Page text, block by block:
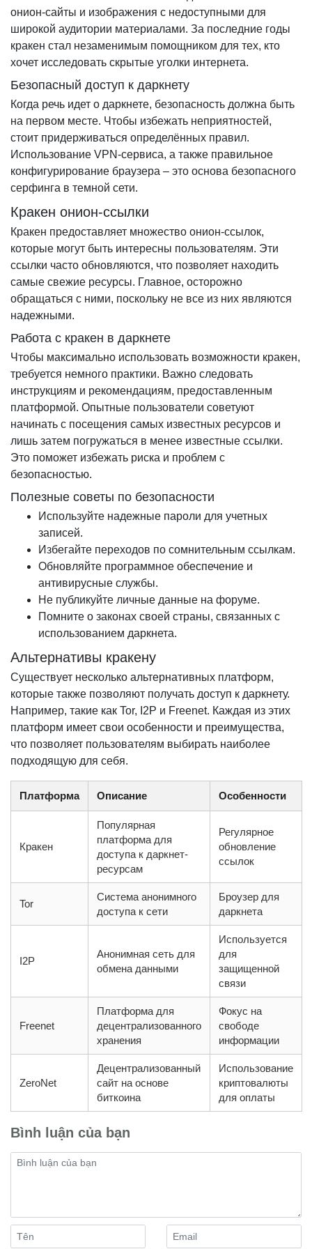
онион-сайты и изображения с недоступными для
широкой аудитории материалами. За последние годы
кракен стал незаменимым помощником для тех, кто
хочет исследовать скрытые уголки интернета.
Безопасный доступ к даркнету
Когда речь идет о даркнете, безопасность должна быть
на первом месте. Чтобы избежать неприятностей,
стоит придерживаться определённых правил.
Использование VPN-сервиса, а также правильное
конфигурирование браузера – это основа безопасного
серфинга в темной сети.
Кракен онион-ссылки
Кракен предоставляет множество онион-ссылок,
которые могут быть интересны пользователям. Эти
ссылки часто обновляются, что позволяет находить
самые свежие ресурсы. Главное, осторожно
обращаться с ними, поскольку не все из них являются
надежными.
Работа с кракен в даркнете
Чтобы максимально использовать возможности кракен,
требуется немного практики. Важно следовать
инструкциям и рекомендациям, предоставленным
платформой. Опытные пользователи советуют
начинать с посещения самых известных ресурсов и
лишь затем погружаться в менее известные ссылки.
Это поможет избежать риска и проблем с
безопасностью.
Полезные советы по безопасности
Используйте надежные пароли для учетных
записей.
Избегайте переходов по сомнительным ссылкам.
Обновляйте программное обеспечение и
антивирусные службы.
Не публикуйте личные данные на форуме.
Помните о законах своей страны, связанных с
использованием даркнета.
Альтернативы кракену
Существует несколько альтернативных платформ,
которые также позволяют получать доступ к даркнету.
Например, такие как Tor, I2P и Freenet. Каждая из этих
платформ имеет свои особенности и преимущества,
что позволяет пользователям выбирать наиболее
подходящую для себя.
Платформа Описание Особенности
Кракен
Популярная
платформа для
доступа к даркнет-
ресурсам
Регулярное
обновление
ссылок
Tor
Система анонимного
доступа к сети
Броузер для
даркнета
I2P
Анонимная сеть для
обмена данными
Используется
для
защищенной
связи
Freenet
Платформа для
децентрализованного
хранения
Фокус на
свободе
информации
ZeroNet
Децентрализованный
сайт на основе
биткоина
Использование
криптовалюты
для оплаты
Bình luận của bạn